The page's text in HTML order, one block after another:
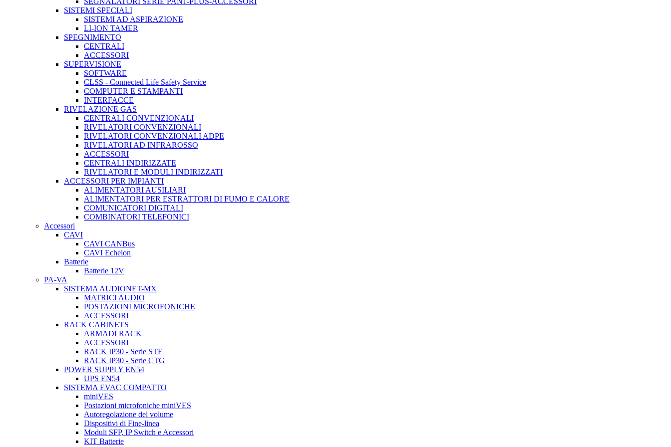
SISTEMI SPECIALI
SISTEMI AD ASPIRAZIONE
LI-ION TAMER
SPEGNIMENTO
CENTRALI
ACCESSORI
SUPERVISIONE
SOFTWARE
CLSS - Connected Life Safety Service
COMPUTER E STAMPANTI
INTERFACCE
RIVELAZIONE GAS
CENTRALI CONVENZIONALI
RIVELATORI CONVENZIONALI
RIVELATORI CONVENZIONALI ADPE
RIVELATORI AD INFRAROSSO
ACCESSORI
CENTRALI INDIRIZZATE
RIVELATORI E MODULI INDIRIZZATI
ACCESSORI PER IMPIANTI
ALIMENTATORI AUSILIARI
ALIMENTATORI PER ESTRATTORI DI FUMO E CALORE
COMUNICATORI DIGITALI
COMBINATORI TELEFONICI
Accessori
CAVI
CAVI CANBus
CAVI Echelon
Batterie
Batterie 12V
PA-VA
SISTEMA AUDIONET-MX
MATRICI AUDIO
POSTAZIONI MICROFONICHE
ACCESSORI
RACK CABINETS
ARMADI RACK
ACCESSORI
RACK IP30 - Serie STF
RACK IP30 - Serie CTG
POWER SUPPLY EN54
UPS EN54
SISTEMA EVAC COMPATTO
miniVES
Postazioni microfoniche miniVES
Autoregolazione del volume
Dispositivi di Fine-linea
Moduli SFP, IP Switch e Accessori
KIT Batterie